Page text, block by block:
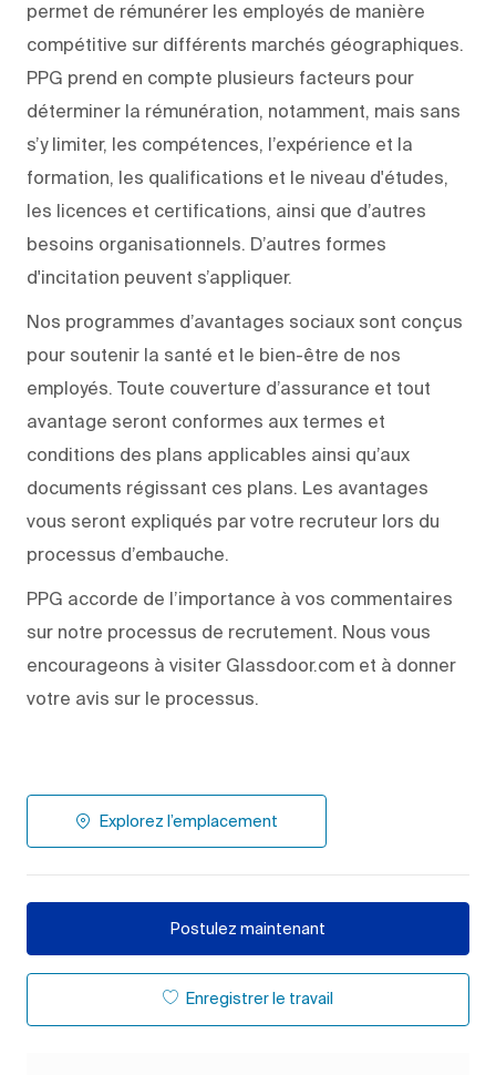
permet de rémunérer les employés de manière
compétitive sur différents marchés géographiques.
PPG prend en compte plusieurs facteurs pour
déterminer la rémunération, notamment, mais sans
s’y limiter, les compétences, l’expérience et la
formation, les qualifications et le niveau d'études,
les licences et certifications, ainsi que d’autres
besoins organisationnels. D’autres formes
d'incitation peuvent s’appliquer.
Nos programmes d’avantages sociaux sont conçus
pour soutenir la santé et le bien-être de nos
employés. Toute couverture d’assurance et tout
avantage seront conformes aux termes et
conditions des plans applicables ainsi qu’aux
documents régissant ces plans. Les avantages
vous seront expliqués par votre recruteur lors du
processus d’embauche.
PPG accorde de l’importance à vos commentaires
sur notre processus de recrutement. Nous vous
encourageons à visiter Glassdoor.com et à donner
votre avis sur le processus.
Explorez l’emplacement
Postulez maintenant
Enregistrer le travail